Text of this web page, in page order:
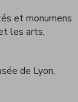
et monumens
les arts,
de Lyon,